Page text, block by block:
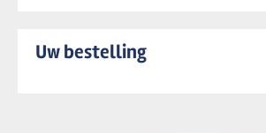
Uw bestelling